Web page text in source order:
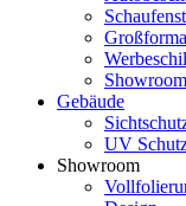
Showroom
Gebäude
UV
Showroom